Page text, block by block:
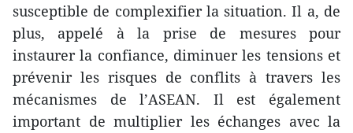
susceptible de complexifier la situation. Il a, de
plus, appelé à la prise de mesures pour
instaurer la confiance, diminuer les tensions et
prévenir les risques de conflits à travers les
mécanismes de l’ASEAN. Il est ​également
important de multiplier les échanges avec la